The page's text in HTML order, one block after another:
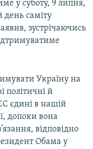
у суботу, 9 липня,
саміту
зустрічаючись
Україну на
політичні й
єдині в нашій
допоки вона
відповідно
Обама у